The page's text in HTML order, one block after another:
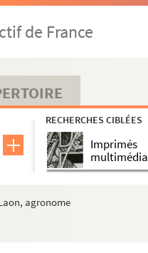
de France
RECHERCHES CIBLÉES
Imprimés
multimédia
agronome
la Haute-Vienne
Roi à Saint-Quentin